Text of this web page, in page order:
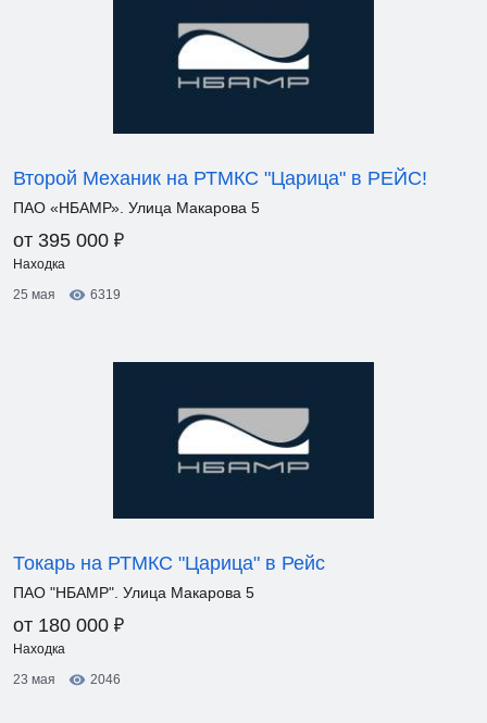
Второй Механик на РТМКС "Царица" в РЕЙС!
ПАО «НБАМР». Улица Макарова 5
от 395 000 ₽
Находка
25 мая
6319
Токарь на РТМКС "Царица" в Рейс
ПАО "НБАМР". Улица Макарова 5
от 180 000 ₽
Находка
23 мая
2046